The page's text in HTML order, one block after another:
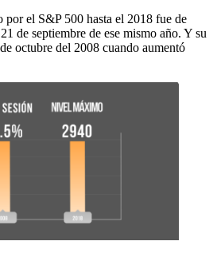
el S&P 500 hasta el 2018 fue de
de septiembre de ese mismo año. Y su
octubre del 2008 cuando aumentó